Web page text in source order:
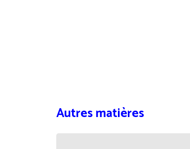
Autres matières